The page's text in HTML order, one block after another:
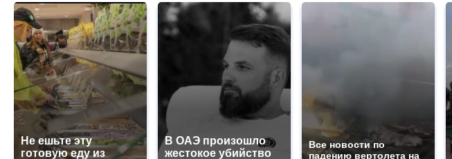
Не ешьте эту
готовую еду из
В ОАЭ произошло
жестокое убийство
Все новости по
падению вертолета на